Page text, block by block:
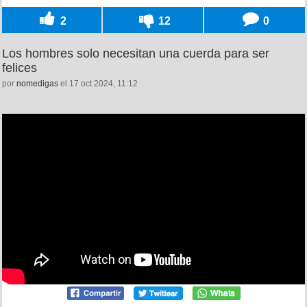
2 12 0
Los hombres solo necesitan una cuerda para ser
felices
por nomedigas el 17 oct 2024, 11:12